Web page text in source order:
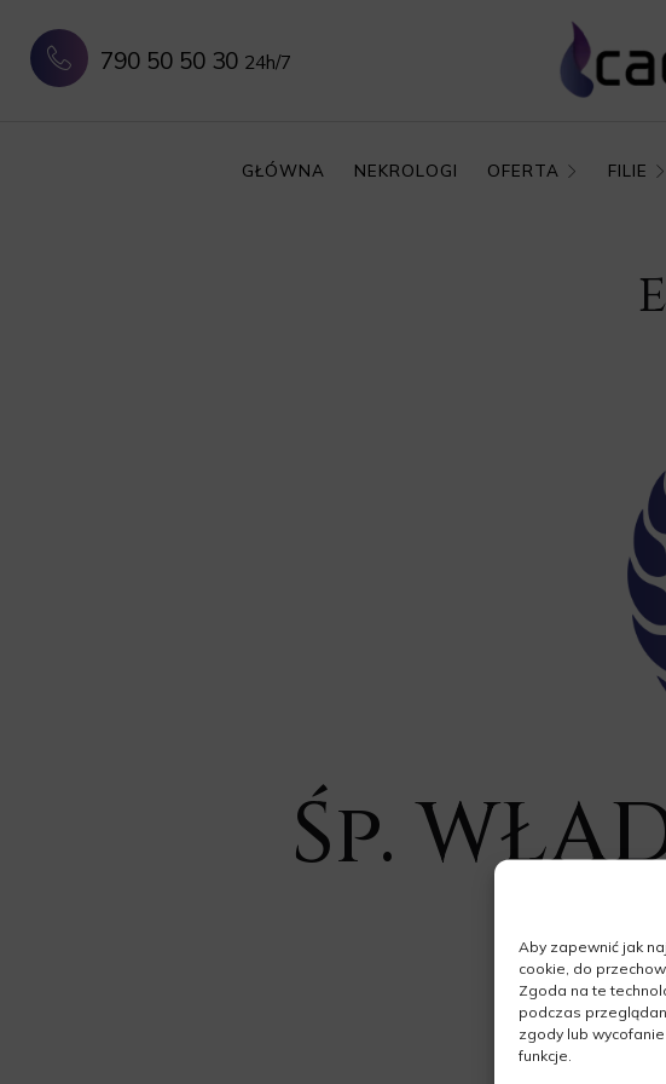
Aby zapewnić jak
cookie, do
Zgoda na te
podczas
zgody lub
funkcje.
790 50 50 30 24h/7
GŁÓWNA NEKROLOGI OFERTA FILIE
Śp.